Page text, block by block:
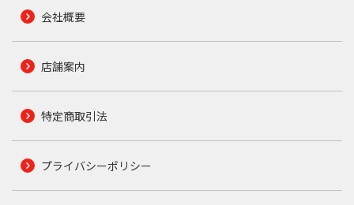
会社概要
店舗案内
特定商取引法
プライバシーポリシー